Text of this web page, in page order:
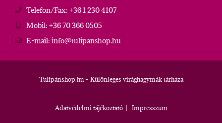
Telefon/Fax: +36 1 230 4107
Mobil: +36 70 366 0505
E-mail: info@tulipanshop.hu
Tulipánshop.hu – Különleges virághagymák tárháza
Adatvédelmi tájékoztató| Impresszum